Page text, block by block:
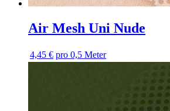
Air Mesh Uni Nude
4,45 € pro 0,5 Meter